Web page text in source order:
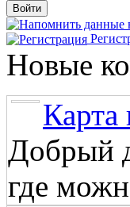
Новые
Добрый
где